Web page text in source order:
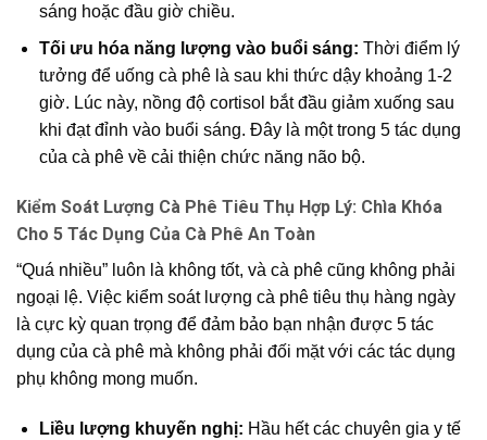
sáng hoặc đầu giờ chiều.
Tối ưu hóa năng lượng vào buổi sáng: Thời điểm lý
tưởng để uống cà phê là sau khi thức dậy khoảng 1-2
giờ. Lúc này, nồng độ cortisol bắt đầu giảm xuống sau
khi đạt đỉnh vào buổi sáng. Đây là một trong 5 tác dụng
của cà phê về cải thiện chức năng não bộ.
Kiểm Soát Lượng Cà Phê Tiêu Thụ Hợp Lý: Chìa Khóa
Cho 5 Tác Dụng Của Cà Phê An Toàn
“Quá nhiều” luôn là không tốt, và cà phê cũng không phải
ngoại lệ. Việc kiểm soát lượng cà phê tiêu thụ hàng ngày
là cực kỳ quan trọng để đảm bảo bạn nhận được 5 tác
dụng của cà phê mà không phải đối mặt với các tác dụng
phụ không mong muốn.
Liều lượng khuyến nghị: Hầu hết các chuyên gia y tế